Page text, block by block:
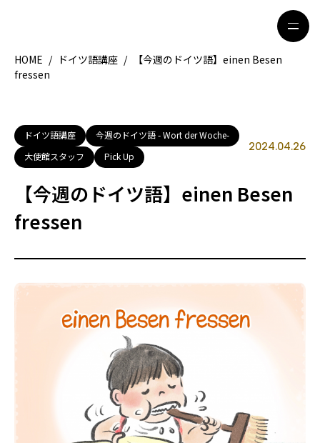
地域別ガイド
グルメ
観光ガイド
ライフスタイル
ライター募集
HOME / ドイツ語講座 /
【今週のドイツ語】einen Besen
fressen
ドイツ語講座
今週のドイツ語 - Wort der Woche-
大使館スタッフ
Pick Up
2024.04.26
【今週のドイツ語】einen Besen
fressen